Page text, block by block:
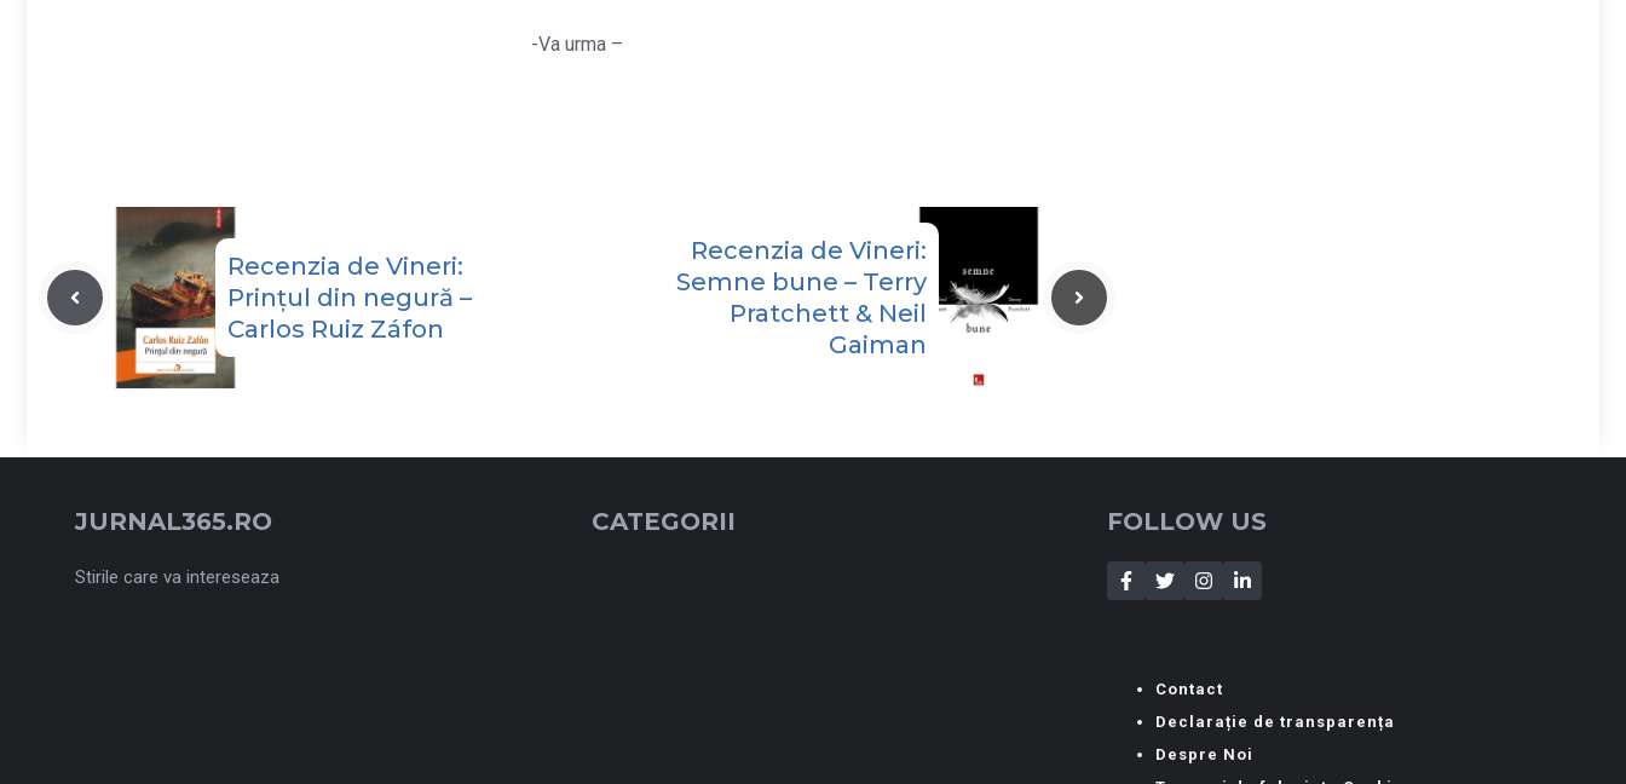
-Va urma –
Recenzia de Vineri:
Prințul din negură –
Carlos Ruiz Záfon
Recenzia de Vineri:
Semne bune – Terry
Pratchett & Neil
Gaiman
JURNAL365.RO
Stirile care va intereseaza
CATEGORII FOLLOW US
Contact
Declarație de transparența
Despre Noi